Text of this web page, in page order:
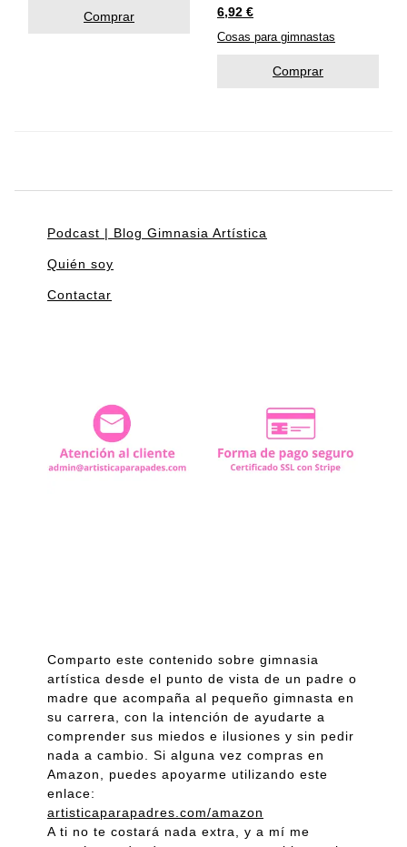
Comprar 6,92 €
Cosas para gimnastas
Comprar
Podcast | Blog Gimnasia Artística
Quién soy
Contactar
Comparto este contenido sobre gimnasia
artística desde el punto de vista de un padre o
madre que acompaña al pequeño gimnasta en
su carrera, con la intención de ayudarte a
comprender sus miedos e ilusiones y sin pedir
nada a cambio. Si alguna vez compras en
Amazon, puedes apoyarme utilizando este
enlace:
artisticaparapadres.com/amazon
A ti no te costará nada extra, y a mí me